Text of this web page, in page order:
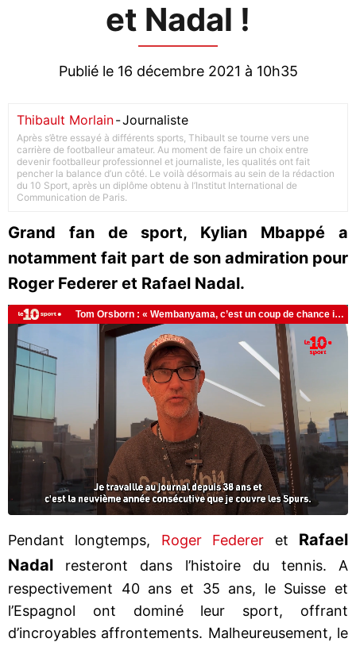
et Nadal !
Publié le 16 décembre 2021 à 10h35
Thibault Morlain-Journaliste
Après s’être essayé à différents sports, Thibault se tourne vers une
carrière de footballeur amateur. Au moment de faire un choix entre
devenir footballeur professionnel et journaliste, les qualités ont fait
pencher la balance d’un côté. Le voilà désormais au sein de la rédaction
du 10 Sport, après un diplôme obtenu à l’Institut International de
Communication de Paris.
Grand fan de sport, Kylian Mbappé a
notamment fait part de son admiration pour
Roger Federer et Rafael Nadal.
Pendant longtemps, Roger Federer et Rafael
Nadal resteront dans l’histoire du tennis. A
respectivement 40 ans et 35 ans, le Suisse et
l’Espagnol ont dominé leur sport, offrant
d’incroyables affrontements. Malheureusement, le